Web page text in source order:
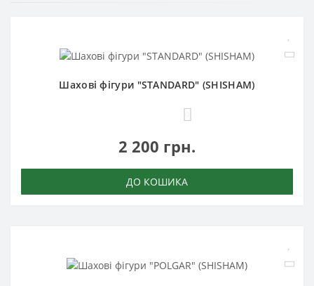
Шахові фігури "STANDARD" (SHISHAM)
2 200 грн.
ДО КОШИКА